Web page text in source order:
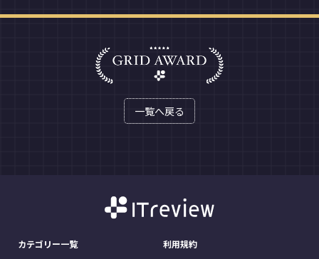
一覧へ戻る
カテゴリー一覧
利用規約